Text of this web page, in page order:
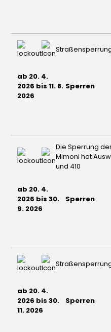
ab 20. 4.
2026 bis 11. 8.
2026
Sperren
Die Sperrung
Mimoni hat
und 410
ab 20. 4.
2026 bis 30.
9. 2026
Sperren
ab 20. 4.
2026 bis 30.
11. 2026
Sperren